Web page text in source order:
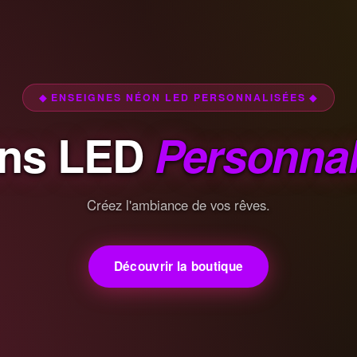
◆ ENSEIGNES NÉON LED PERSONNALISÉES ◆
LED
Créez l'ambiance de vos rêves.
Découvrir la boutique